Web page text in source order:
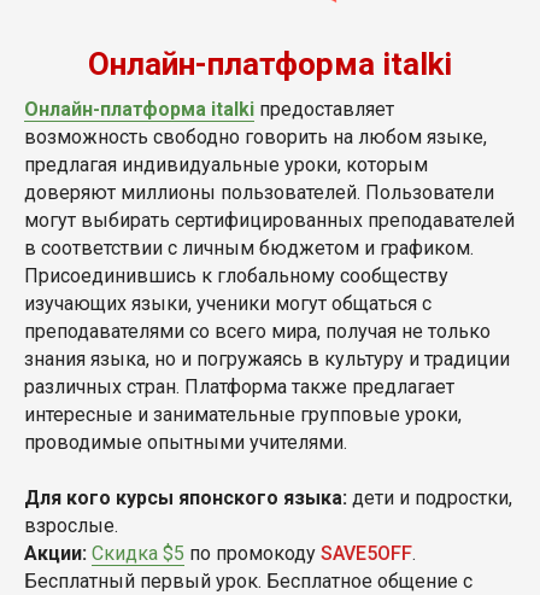
Онлайн-платформа italki
Онлайн-платформа italki предоставляет
возможность свободно говорить на любом языке,
предлагая индивидуальные уроки, которым
доверяют миллионы пользователей. Пользователи
могут выбирать сертифицированных преподавателей
в соответствии с личным бюджетом и графиком.
Присоединившись к глобальному сообществу
изучающих языки, ученики могут общаться с
преподавателями со всего мира, получая не только
знания языка, но и погружаясь в культуру и традиции
различных стран. Платформа также предлагает
интересные и занимательные групповые уроки,
проводимые опытными учителями.
Для кого курсы японского языка: дети и подростки,
взрослые.
Акции: Скидка $5 по промокоду SAVE5OFF.
Бесплатный первый урок. Бесплатное общение с